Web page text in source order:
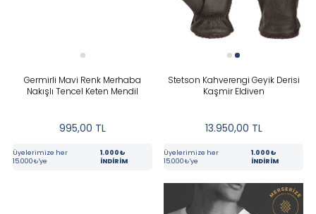
KATEGORILER
Germirli Mavi Renk Merhaba
Nakışlı Tencel Keten Mendil
995,00 TL
Üyelerimize her
15.000₺'ye
1.000₺
İNDİRİM
Stetson Kahverengi Geyik Derisi
Kaşmir Eldiven
13.950,00 TL
Üyelerimize her
15.000₺'ye
1.000₺
İNDİRİM